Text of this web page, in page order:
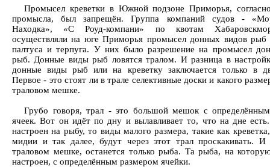
Промысел креветки в Южной подзоне Приморья,
промысла, был запрещён. Группа компаний судов -
Находка», «С Роуд-компани» по квотам
осуществляли на юге Приморья промысел донных видов рыб
палтуса и терпуга. У них было разрешение на промысел
рыб. Донные виды рыб ловятся тралом. И разница в
донные виды рыб или на креветку заключается только в
Первое - это стоят ли в трале селективные доски и какого
траловом мешке.
Грубо говоря, трал - это большой мешок с
ячеек. Вот он идёт по дну и вылавливает то, что на дне
настроен на рыбу, то виды малого размера, такие как
мидии и так далее, будут через этот трал проскакивать.
траловом мешке, останется только рыба. Та рыба, на
настроен, с определённым размером ячейки.